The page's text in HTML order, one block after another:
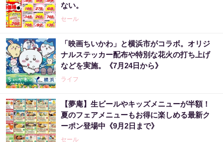
ない。
セール
「映画ちいかわ」と横浜市がコラボ。オリジ
ナルステッカー配布や特別な花火の打ち上げ
などを実施。《7月24日から》
ライフ
【夢庵】生ビールやキッズメニューが半額！
夏のフェアメニューもお得に楽しめる最新ク
ーポン登場中《9月2日まで》
セール